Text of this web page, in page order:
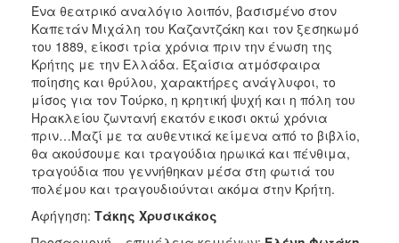
Ένα θεατρικό αναλόγιο λοιπόν, βασισμένο στον
Καπετάν Μιχάλη του Καζαντζάκη και τον ξεσηκωμό
του 1889, είκοσι τρία χρόνια πριν την ένωση της
Κρήτης με την Ελλάδα. Εξαίσια ατμόσφαιρα
ποίησης και θρύλου, χαρακτήρες ανάγλυφοι, το
μίσος για τον Τούρκο, η κρητική ψυχή και η πόλη του
Ηρακλείου ζωντανή εκατόν εικοσι οκτώ χρόνια
πριν…Μαζί με τα αυθεντικά κείμενα από το βιβλίο,
θα ακούσουμε και τραγούδια ηρωικά και πένθιμα,
τραγούδια που γεννήθηκαν μέσα στη φωτιά του
πολέμου και τραγουδιούνται ακόμα στην Κρήτη.
Αφήγηση: Τάκης Χρυσικάκος